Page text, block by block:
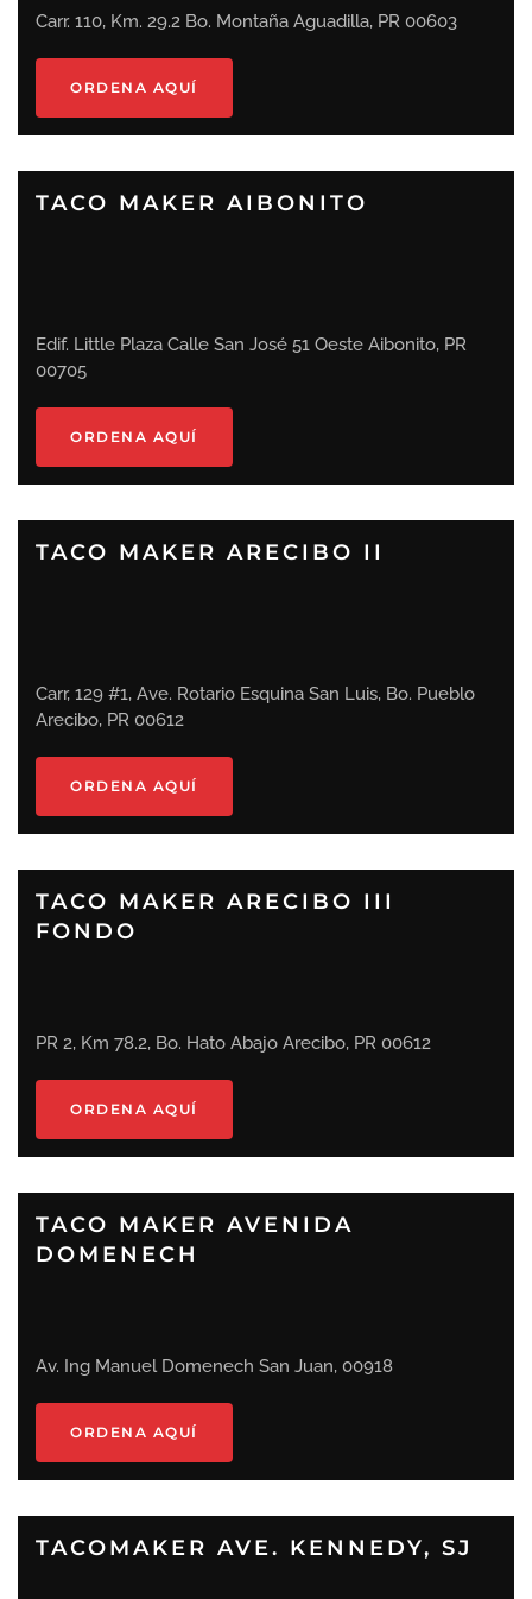
Carr. 110, Km. 29.2 Bo. Montaña Aguadilla, PR 00603
ORDENA AQUÍ
TACO MAKER AIBONITO
Edif. Little Plaza Calle San José 51 Oeste Aibonito, PR
00705
ORDENA AQUÍ
TACO MAKER ARECIBO II
Carr, 129 #1, Ave. Rotario Esquina San Luis, Bo. Pueblo
Arecibo, PR 00612
ORDENA AQUÍ
TACO MAKER ARECIBO III
FONDO
PR 2, Km 78.2, Bo. Hato Abajo Arecibo, PR 00612
ORDENA AQUÍ
TACO MAKER AVENIDA
DOMENECH
Av. Ing Manuel Domenech San Juan, 00918
ORDENA AQUÍ
TACOMAKER AVE. KENNEDY, SJ